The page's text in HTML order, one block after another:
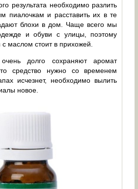
результата необходимо разлить
пиалочкам и расставить их в те
блохи в дом. Чаще всего мы
и обуви с улицы, поэтому
с маслом стоит в прихожей.
долго сохраняют аромат
средство нужно со временем
исчезнет, необходимо вылить
новое.